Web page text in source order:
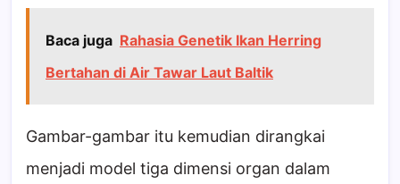
Baca juga Rahasia Genetik Ikan Herring
Bertahan di Air Tawar Laut Baltik
Gambar-gambar itu kemudian dirangkai
menjadi model tiga dimensi organ dalam